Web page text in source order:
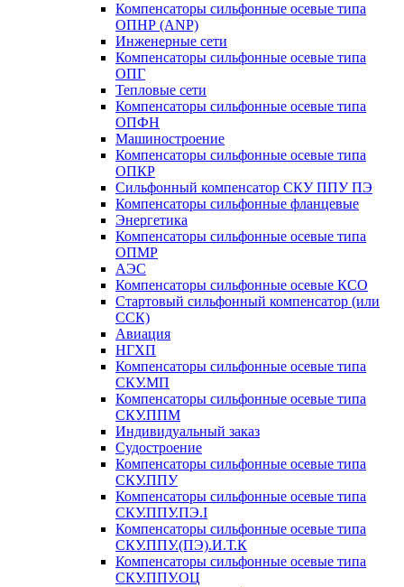
Компенсаторы сильфонные осевые типа
ОПНР (ANР)
Инженерные сети
Компенсаторы сильфонные осевые типа
ОПГ
Тепловые сети
Компенсаторы сильфонные осевые типа
ОПФН
Машиностроение
Компенсаторы сильфонные осевые типа
ОПКР
Сильфонный компенсатор СКУ ППУ ПЭ
Компенсаторы сильфонные фланцевые
Энергетика
Компенсаторы сильфонные осевые типа
ОПМР
АЭС
Компенсаторы сильфонные осевые КСО
Стартовый сильфонный компенсатор (или
ССК)
Авиация
НГХП
Компенсаторы сильфонные осевые типа
СКУ.МП
Компенсаторы сильфонные осевые типа
СКУ.ППМ
Индивидуальный заказ
Судостроение
Компенсаторы сильфонные осевые типа
СКУ.ППУ
Компенсаторы сильфонные осевые типа
СКУ.ППУ.ПЭ.I
Компенсаторы сильфонные осевые типа
СКУ.ППУ.(ПЭ).И.Т.К
Компенсаторы сильфонные осевые типа
СКУ.ППУ.ОЦ